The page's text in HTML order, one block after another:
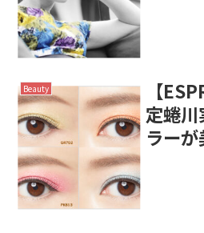
Beauty
【
定蜷
ラーが